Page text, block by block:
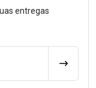
entregas